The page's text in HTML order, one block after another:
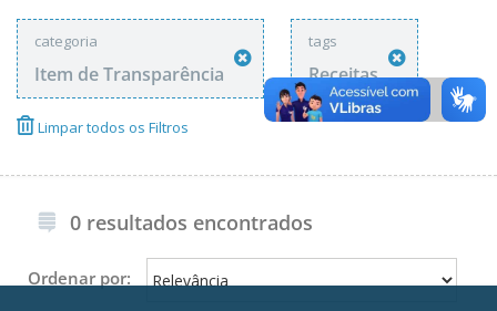
categoria
Item de Transparência
tags
Receitas
Limpar todos os Filtros
0 resultados encontrados
Ordenar por: